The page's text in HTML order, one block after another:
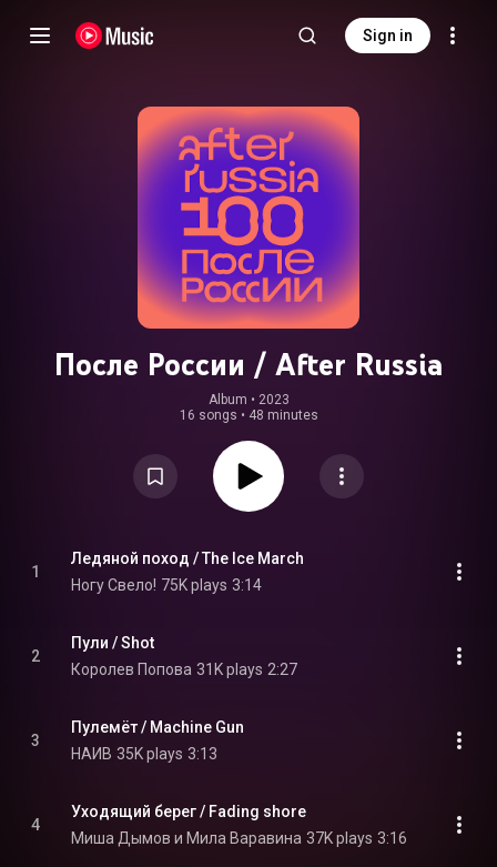
Sign in
После России / After Russia
Album • 2023
16 songs • 48 minutes
1
Ледяной поход / The Ice March
Ногу Свело! 75K plays 3:14
2
Пули / Shot
Королев Попова 31K plays 2:27
3
Пулемёт / Machine Gun
НАИВ 35K plays 3:13
4
Уходящий берег / Fading shore
Миша Дымов и Мила Варавина 37K plays 3:16